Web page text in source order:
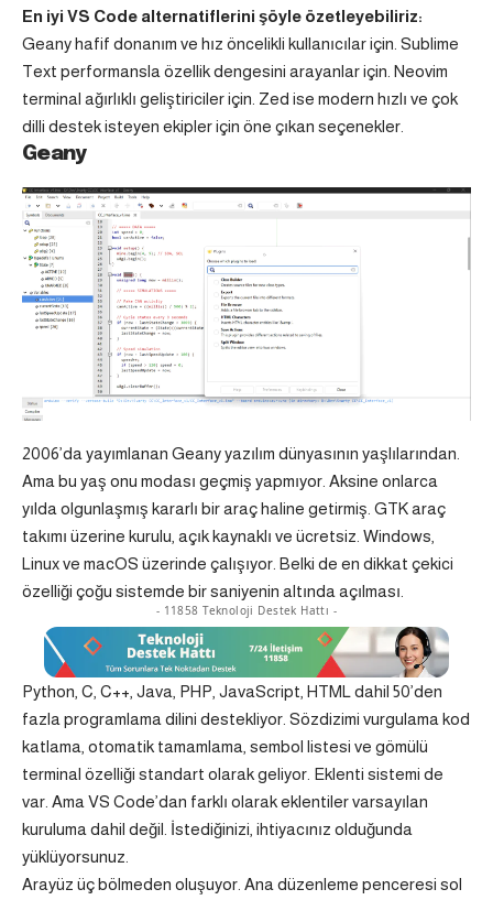
En iyi VS Code alternatiflerini şöyle özetleyebiliriz:
Geany hafif donanım ve hız öncelikli kullanıcılar için. Sublime
Text performansla özellik dengesini arayanlar için. Neovim
terminal ağırlıklı geliştiriciler için. Zed ise modern hızlı ve çok
dilli destek isteyen ekipler için öne çıkan seçenekler.
Geany
2006’da yayımlanan Geany yazılım dünyasının yaşlılarından.
Ama bu yaş onu modası geçmiş yapmıyor. Aksine onlarca
yılda olgunlaşmış kararlı bir araç haline getirmiş. GTK araç
takımı üzerine kurulu, açık kaynaklı ve ücretsiz. Windows,
Linux ve macOS üzerinde çalışıyor. Belki de en dikkat çekici
özelliği çoğu sistemde bir saniyenin altında açılması.
- 11858 Teknoloji Destek Hattı -
Python, C, C++, Java, PHP, JavaScript, HTML dahil 50’den
fazla programlama dilini destekliyor. Sözdizimi vurgulama kod
katlama, otomatik tamamlama, sembol listesi ve gömülü
terminal özelliği standart olarak geliyor. Eklenti sistemi de
var. Ama VS Code’dan farklı olarak eklentiler varsayılan
kuruluma dahil değil. İstediğinizi, ihtiyacınız olduğunda
yüklüyorsunuz.
Arayüz üç bölmeden oluşuyor. Ana düzenleme penceresi sol